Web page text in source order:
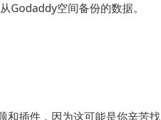
Godaddy空间备份的数据。
和插件，因为这可能是你辛苦找